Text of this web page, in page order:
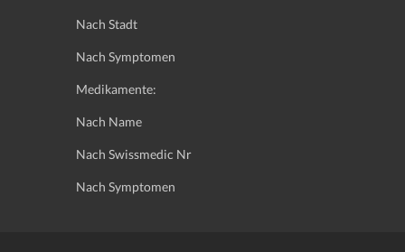
Nach Stadt
Nach Symptomen
Medikamente:
Nach Name
Nach Swissmedic Nr
Nach Symptomen